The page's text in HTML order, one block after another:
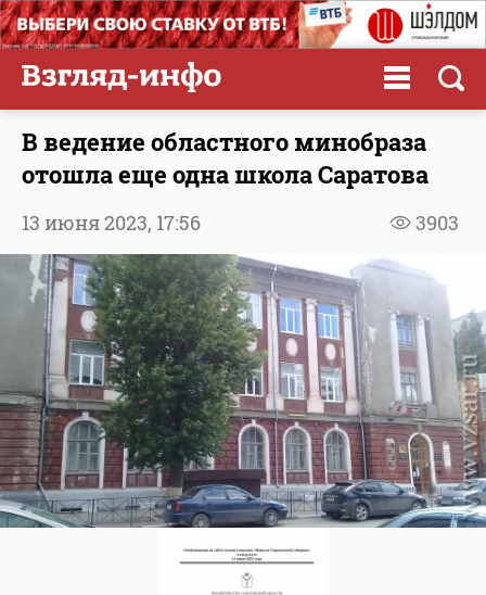
В ведение областного минобраза
отошла еще одна школа Саратова
3903
13 июня 2023, 17:56